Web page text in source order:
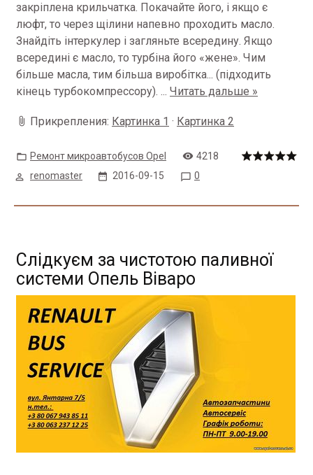
закріплена крильчатка. Покачайте його, і якщо є
люфт, то через щілини напевно проходить масло.
Знайдіть інтеркулер і загляньте всередину. Якщо
всередині є масло, то турбіна його «жене». Чим
більше масла, тим більша виробітка... (підходить
кінець турбокомпрессору). ... Читать дальше »
Прикрепления: Картинка 1 · Картинка 2
Ремонт микроавтобусов Opel
4218
renomaster
2016-09-15 0
Слідкуєм за чистотою паливної
системи Опель Віваро